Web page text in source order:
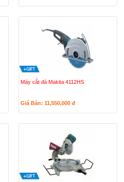
Máy cắt đá Makita 4112HS
Giá Bán: 11,550,000 đ